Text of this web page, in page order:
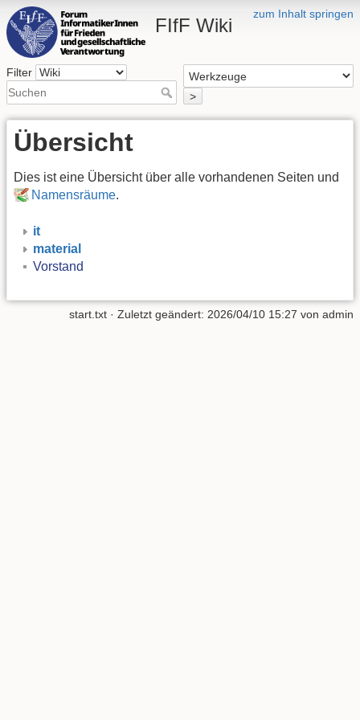
zum Inhalt springen
FIfF Wiki
Filter
>
Übersicht
Dies ist eine Übersicht über alle vorhandenen Seiten und
Namensräume.
it
material
Vorstand
start.txt · Zuletzt geändert: 2026/04/10 15:27 von admin